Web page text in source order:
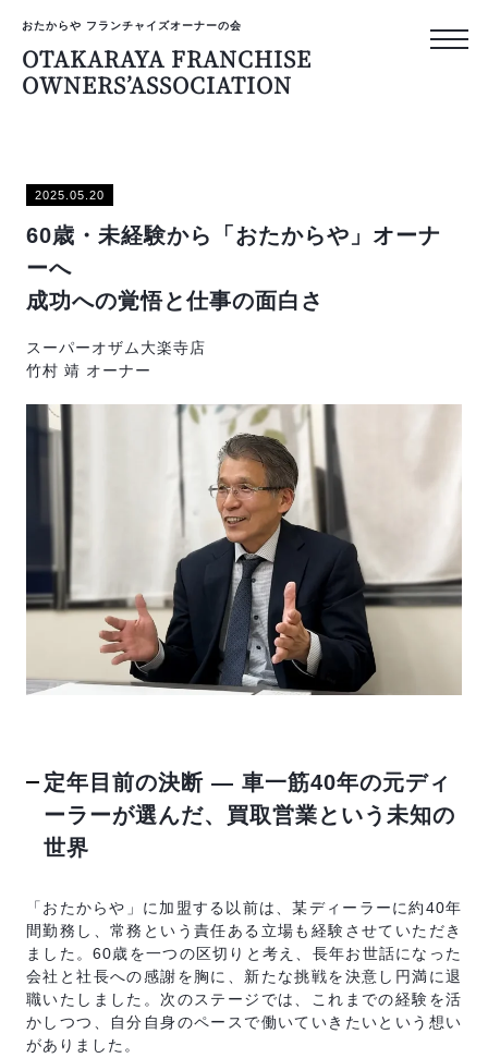
おたからや フランチャイズオーナーの会
OTAKARAYA FRANCHISE
OWNERS’ASSOCIATION
FRANCHISE
プライバシーポリシー
反社会的勢力排除宣言
SVブログ
運営会社
2025.05.20
60歳・未経験から「おたからや」オーナ
ーへ
成功への覚悟と仕事の面白さ
スーパーオザム大楽寺店
竹村 靖 オーナー
定年目前の決断 ― 車一筋40年の元ディ
ーラーが選んだ、買取営業という未知の
世界
「おたからや」に加盟する以前は、某ディーラーに約40年
間勤務し、常務という責任ある立場も経験させていただき
ました。60歳を一つの区切りと考え、長年お世話になった
会社と社長への感謝を胸に、新たな挑戦を決意し円満に退
職いたしました。次のステージでは、これまでの経験を活
かしつつ、自分自身のペースで働いていきたいという想い
がありました。